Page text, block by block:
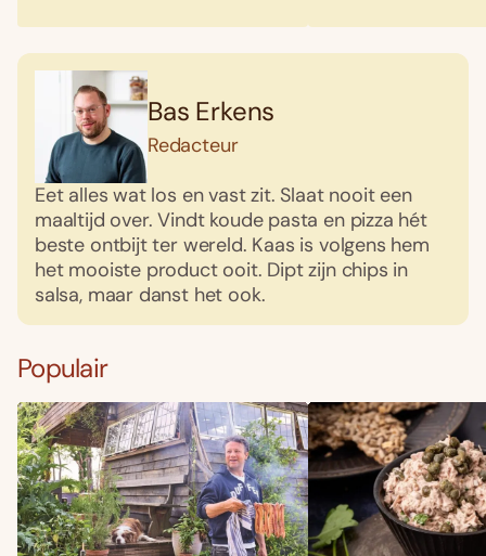
Bas Erkens
Redacteur
Eet alles wat los en vast zit. Slaat nooit een
maaltijd over. Vindt koude pasta en pizza hét
beste ontbijt ter wereld. Kaas is volgens hem
het mooiste product ooit. Dipt zijn chips in
salsa, maar danst het ook.
Populair